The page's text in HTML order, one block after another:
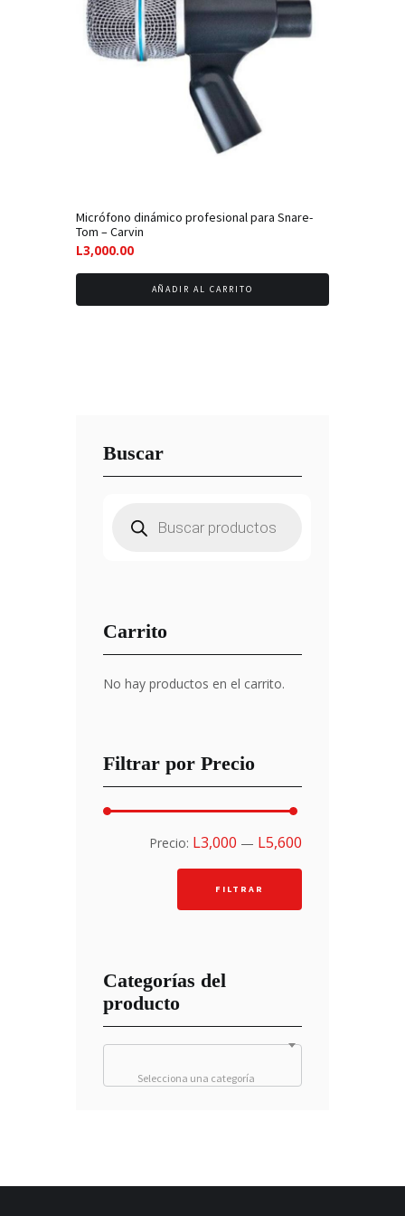
Micrófono dinámico profesional para Snare-
Tom – Carvin
L3,000.00
AÑADIR AL CARRITO
Buscar
productos
Carrito
No hay productos en el carrito.
Filtrar por Precio
mínimo
máximo
FILTRAR
Precio: L3,000 — L5,600
Categorías del
producto
Selecciona una categoría